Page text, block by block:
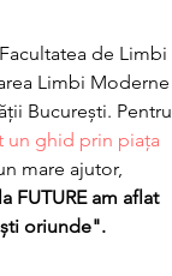
de Limbi
Limbi Moderne
București. Pentru
un ghid prin piața
mare ajutor,
FUTURE am aflat
oriunde".